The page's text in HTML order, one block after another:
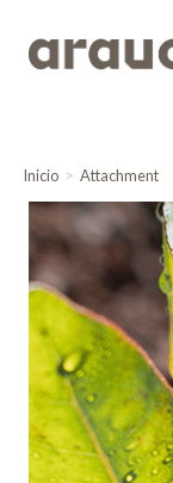
Inicio Attachment